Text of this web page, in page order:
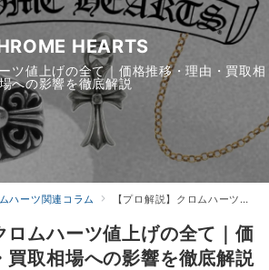
HEARTS
ツ値上げの全て｜価格推移・理由・買取相
への影響を徹底解説
ハーツ関連コラム 【プロ解説】クロムハーツ値上げの全て｜価格推移・理由・買取相場への影響を徹底解説
ロムハーツ値上げの全て｜価
買取相場への影響を徹底解説